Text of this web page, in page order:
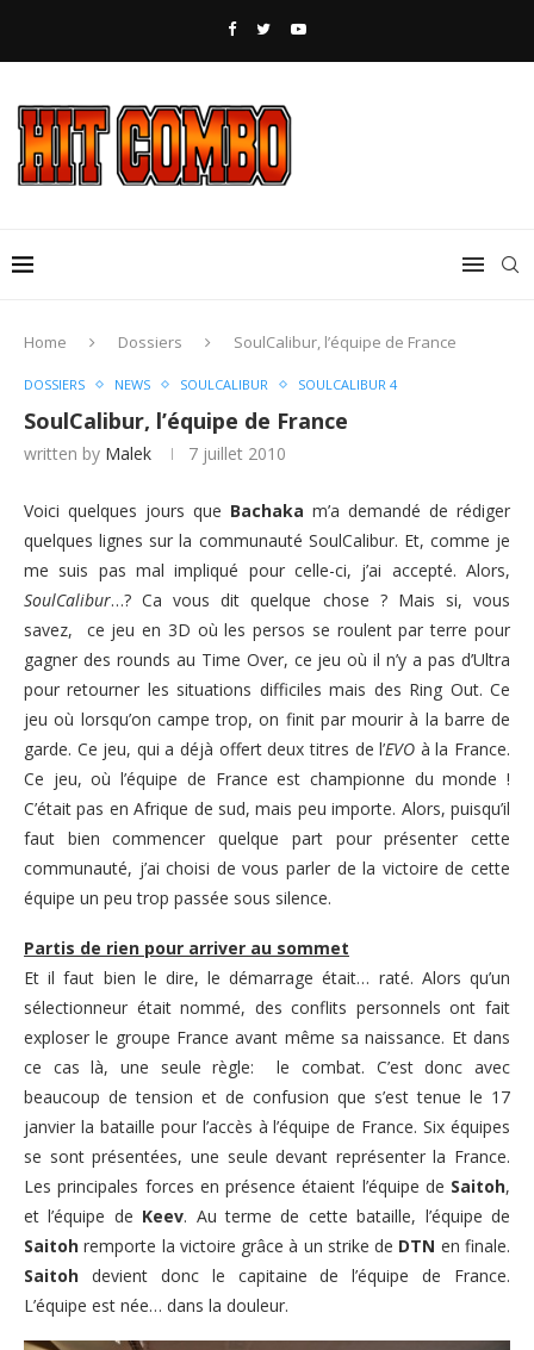
Home Dossiers SoulCalibur, l’équipe de France
DOSSIERS NEWS SOULCALIBUR SOULCALIBUR 4
SoulCalibur, l’équipe de France
written by Malek 7 juillet 2010
Voici quelques jours que Bachaka m’a demandé de rédiger
quelques lignes sur la communauté SoulCalibur. Et, comme je
me suis pas mal impliqué pour celle-ci, j’ai accepté. Alors,
SoulCalibur…? Ca vous dit quelque chose ? Mais si, vous
savez, ce jeu en 3D où les persos se roulent par terre pour
gagner des rounds au Time Over, ce jeu où il n’y a pas d’Ultra
pour retourner les situations difficiles mais des Ring Out. Ce
jeu où lorsqu’on campe trop, on finit par mourir à la barre de
garde. Ce jeu, qui a déjà offert deux titres de l’EVO à la France.
Ce jeu, où l’équipe de France est championne du monde !
C’était pas en Afrique de sud, mais peu importe. Alors, puisqu’il
faut bien commencer quelque part pour présenter cette
communauté, j’ai choisi de vous parler de la victoire de cette
équipe un peu trop passée sous silence.
Partis de rien pour arriver au sommet
Et il faut bien le dire, le démarrage était… raté. Alors qu’un
sélectionneur était nommé, des conflits personnels ont fait
exploser le groupe France avant même sa naissance. Et dans
ce cas là, une seule règle: le combat. C’est donc avec
beaucoup de tension et de confusion que s’est tenue le 17
janvier la bataille pour l’accès à l’équipe de France. Six équipes
se sont présentées, une seule devant représenter la France.
Les principales forces en présence étaient l’équipe de Saitoh,
et l’équipe de Keev. Au terme de cette bataille, l’équipe de
Saitoh remporte la victoire grâce à un strike de DTN en finale.
Saitoh devient donc le capitaine de l’équipe de France.
L’équipe est née… dans la douleur.